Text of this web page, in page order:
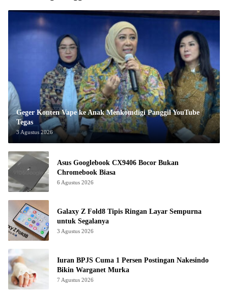
Geger Konten Vape ke Anak Menkomdigi Panggil YouTube
Tegas
3 Agustus 2026
Asus Googlebook CX9406 Bocor Bukan
Chromebook Biasa
6 Agustus 2026
Galaxy Z Fold8 Tipis Ringan Layar Sempurna
untuk Segalanya
3 Agustus 2026
Iuran BPJS Cuma 1 Persen Postingan Nakesindo
Bikin Warganet Murka
7 Agustus 2026